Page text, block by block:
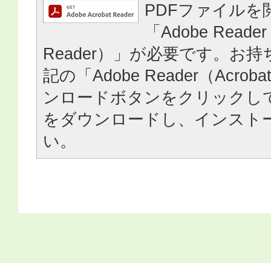
PDFファイルを
「Adobe
Reader）」が必要です。お持
記の「Adobe Reader（
ンロードボタンをクリックし
をダウンロードし、インスト
い。